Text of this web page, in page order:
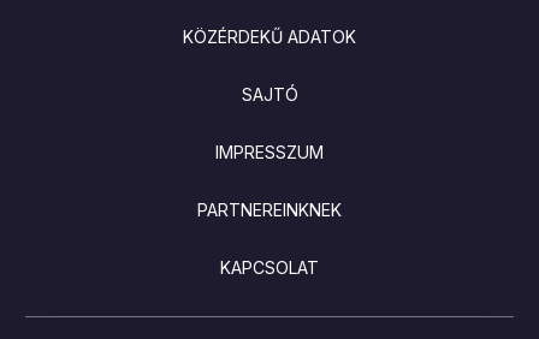
KÖZÉRDEKŰ ADATOK
SAJTÓ
IMPRESSZUM
PARTNEREINKNEK
KAPCSOLAT